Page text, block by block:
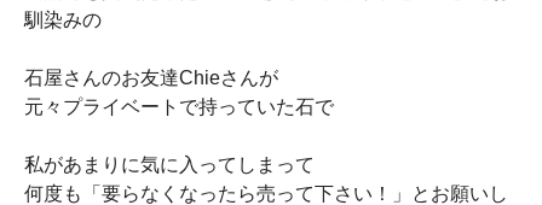
馴染みの
石屋さんのお友達Chieさんが
元々プライベートで持っていた石で
私があまりに気に入ってしまって
何度も「要らなくなったら売って下さい！」とお願いし